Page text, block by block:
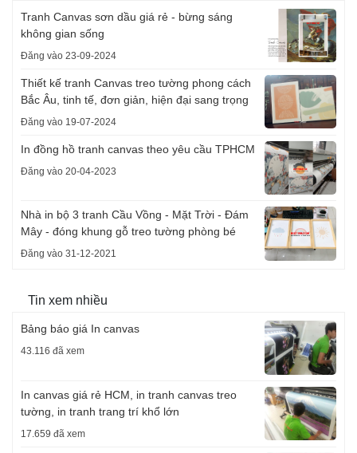
Tranh Canvas sơn dầu giá rẻ - bừng sáng
không gian sống
Đăng vào 23-09-2024
Thiết kế tranh Canvas treo tường phong cách
Bắc Âu, tinh tế, đơn giản, hiện đại sang trọng
Đăng vào 19-07-2024
In đồng hồ tranh canvas theo yêu cầu TPHCM
Đăng vào 20-04-2023
Nhà in bộ 3 tranh Cầu Vồng - Mặt Trời - Đám
Mây - đóng khung gỗ treo tường phòng bé
Đăng vào 31-12-2021
Tin xem nhiều
Bảng báo giá In canvas
43.116 đã xem
In canvas giá rẻ HCM, in tranh canvas treo
tường, in tranh trang trí khổ lớn
17.659 đã xem